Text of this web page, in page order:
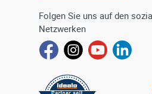
Folgen Sie uns auf den
Netzwerken